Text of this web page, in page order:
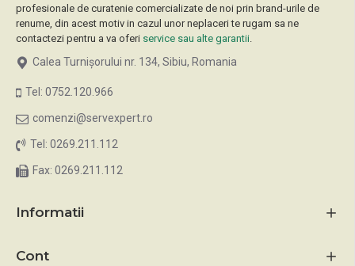
profesionale de curatenie comercializate de noi prin brand-urile de
renume, din acest motiv in cazul unor neplaceri te rugam sa ne
contactezi pentru a va oferi service sau alte garantii.
Calea Turnișorului nr. 134, Sibiu, Romania
Tel: 0752.120.966
comenzi@servexpert.ro
Tel: 0269.211.112
Fax: 0269.211.112
Informatii
Cont